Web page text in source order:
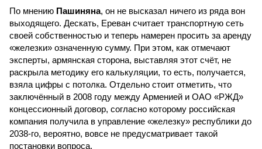
По мнению Пашиняна, он не высказал ничего из ряда вон
выходящего. Дескать, Ереван считает транспортную сеть
своей собственностью и теперь намерен просить за аренду
«железки» означенную сумму. При этом, как отмечают
эксперты, армянская сторона, выставляя этот счёт, не
раскрыла методику его калькуляции, то есть, получается,
взяла цифры с потолка. Отдельно стоит отметить, что
заключённый в 2008 году между Арменией и ОАО «РЖД»
концессионный договор, согласно которому российская
компания получила в управление «железку» республики до
2038-го, вероятно, вовсе не предусматривает такой
постановки вопроса.